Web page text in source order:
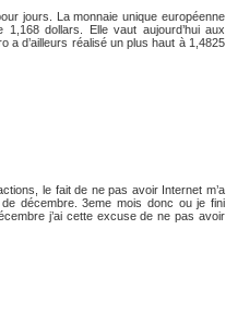
jours. La monnaie unique européenne
dollars. Elle vaut aujourd’hui aux
a d’ailleurs réalisé un plus haut à 1,4825
le fait de ne pas avoir Internet m’a
décembre. 3eme mois donc ou je fini
j’ai cette excuse de ne pas avoir